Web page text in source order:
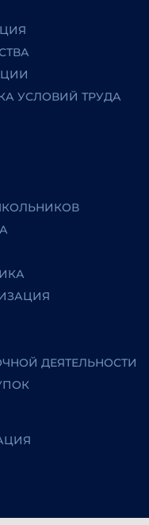
УСЛОВИЙ ТРУДА
ДЕЯТЕЛЬНОСТИ